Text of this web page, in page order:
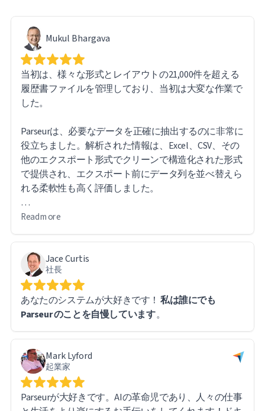
Mukul Bhargava
当初は、様々な形式とレイアウトの21,000件を超える
履歴書ファイルを管理しており、当初は大変な作業で
した。
Parseurは、必要なデータを正確に抽出するのに非常に
役立ちました。解析された情報は、Excel、CSV、その
他のエクスポート形式でクリーンで構造化された形式
で提供され、エクスポート前にデータ列を並べ替えら
れる柔軟性も高く評価しました。
このソフトウェアは直感的で使いやすいです。特に便
利なのは、エクスポートされたレポート内の直接URL
リンクから元のファイルにアクセスできるため、必要
に応じて元の文書を簡単に参照できることです。
大量のデータを扱う中で、いくつか技術的な課題に遭
遇しましたが、Parseurのサポートチームは迅速かつ迅
速に対応してくれました。実際、ほとんどの問題はソ
フトウェアの制限ではなく、私自身の学習曲線に起因
全体的な使用感には非常に満足しており、大量の文書
処理とデータ抽出に携わる方には自信を持ってParseur
をお勧めできます。
Read more
Jace Curtis
社長
あなたのシステムが大好きです！ 私は誰にでも
Parseur のことを自慢しています。
Mark Lyford
起業家
Parseurが大好きです。AIの革命児であり、人々の仕事